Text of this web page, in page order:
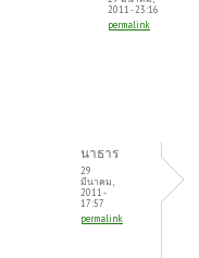
2011 - 23:16
permalink
นาธาร
29
มีนาคม,
2011 -
17:57
permalink